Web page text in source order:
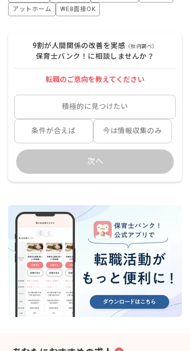
アットホーム
WEB面接OK
9割が人間関係の改善を実感 （社内調べ）
保育士バンク！に相談しませんか？
転職のご意向を教えてください
積極的に見つけたい
条件が合えば 今は情報収集のみ
次へ